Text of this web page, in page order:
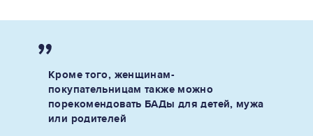
Кроме того, женщинам-
покупательницам также можно
порекомендовать БАДы для детей, мужа
или родителей